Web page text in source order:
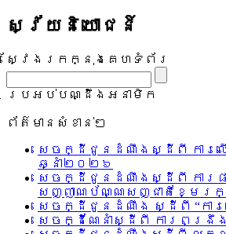
ស្វ័យនិយោជន៍
ស្វែងរកក្នុងគេហទំព័រ
ប្រអប់បណ្ដឹងអនាមិក
ព័ត៌មានសំខាន់ៗ
សេចក្ដីជូនដំណឹងស្ដីពី ការល
ឆ្នាំ២០២៦
សេចក្ដីជូនដំណឹងស្ដីពី ការ
សញ្ញាណប័ណ្ណសញ្ជាតិខ្មែរក្
សេចក្ដីជូនដំណឹង ស្ដីពី “ក
សេចក្ដីណែនាំស្ដីពី ការពង្